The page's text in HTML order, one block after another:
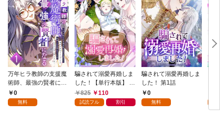
万年ヒラ教師の支援魔
術師、最強の賢者にな
る～不人気の支援魔術
師は給料泥棒だと魔術
0
無料
騙されて溺愛再婚しま
した！【単行本版】 1
巻825 110
試読フル 割引
騙されて溺愛再婚しま
した！ 第1話
0
無料